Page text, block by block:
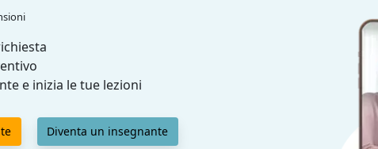
e inizia le tue lezioni
Diventa un insegnante